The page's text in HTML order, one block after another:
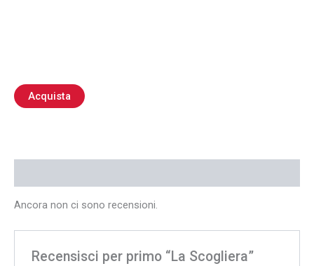
Acquista
Ancora non ci sono recensioni.
Recensisci per primo “La Scogliera”